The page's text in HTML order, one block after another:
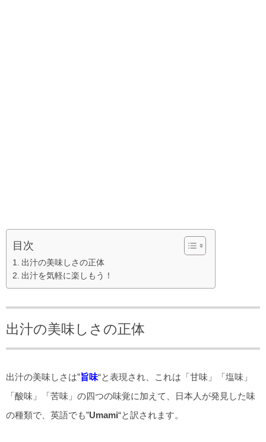
目次
出汁の美味しさの正体
出汁を気軽に楽しもう！
出汁の美味しさの正体
出汁の美味しさは”旨味“と表現され、これは「甘味」「塩味」
「酸味」「苦味」の四つの味覚に加えて、日本人が発見した味
の種類で、英語でも”Umami“と訳されます。